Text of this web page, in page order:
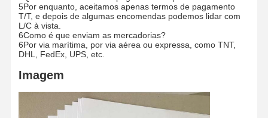
Tabuleiro de bolo
5Por enquanto, aceitamos apenas termos de pagamento
T/T, e depois de algumas encomendas podemos lidar com
L/C à vista.
6Como é que enviam as mercadorias?
6Por via marítima, por via aérea ou expressa, como TNT,
DHL, FedEx, UPS, etc.
Imagem